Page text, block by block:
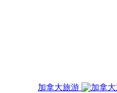
加拿大旅游